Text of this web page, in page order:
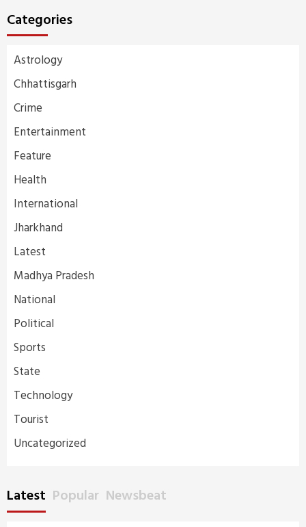
Categories
Astrology
Chhattisgarh
Crime
Entertainment
Feature
Health
International
Jharkhand
Latest
Madhya Pradesh
National
Political
Sports
State
Technology
Tourist
Uncategorized
Latest Popular Newsbeat